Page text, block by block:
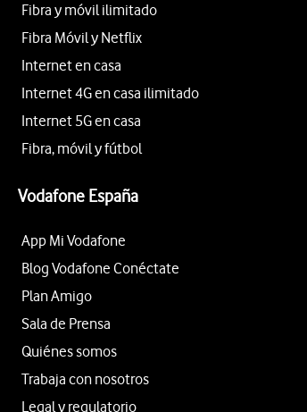
Fibra y móvil ilimitado
Fibra Móvil y Netflix
Internet en casa
Internet 4G en casa ilimitado
Internet 5G en casa
Fibra, móvil y fútbol
Vodafone España
App Mi Vodafone
Blog Vodafone Conéctate
Plan Amigo
Sala de Prensa
Quiénes somos
Trabaja con nosotros
Legal y regulatorio